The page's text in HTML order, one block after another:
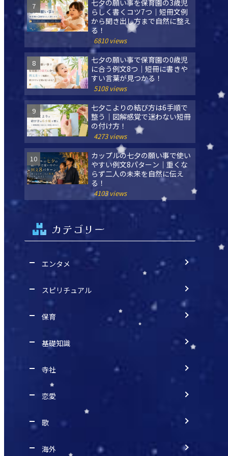
七夕の願い事を保育園の3歳児
らしく書くコツ7つ｜短冊文例
から聞き出し方まで自然に整え
る！
6810 views
七夕の願い事で保育園の0歳児
に合う例文8つ｜短冊に書きや
すい言葉が見つかる！
5108 views
七夕こよりの結び方は6手順で
整う｜図解感覚で迷わない短冊
の付け方！
4273 views
カップルの七夕の願い事で使い
やすい例文8パターン｜重くな
らず二人の未来を自然に伝え
る！
4103 views
カテゴリー
エンタメ
スピリチュアル
保育
基礎知識
寺社
恋愛
歌
海外